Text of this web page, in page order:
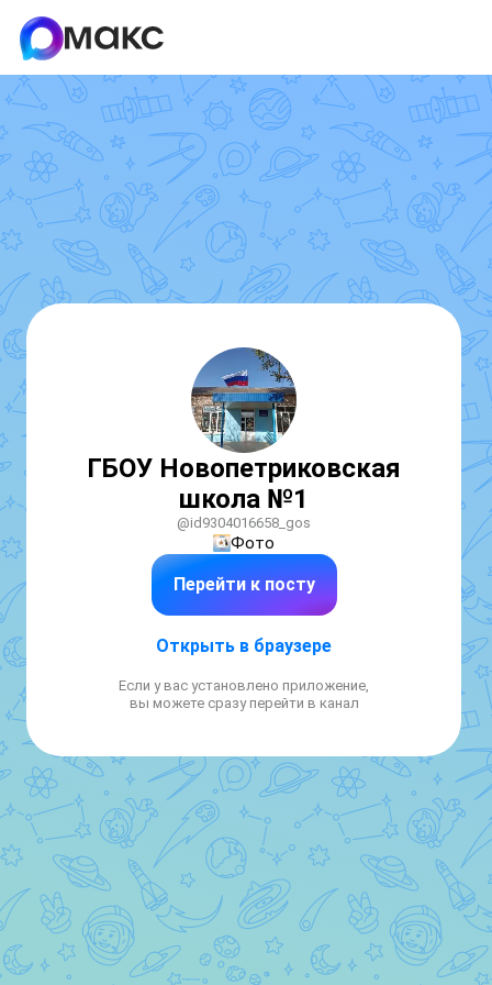
ГБОУ Новопетриковская
школа №1
@id9304016658_gos
Фото
Перейти к посту
Открыть в браузере
Если у вас установлено приложение,
вы можете сразу перейти в канал